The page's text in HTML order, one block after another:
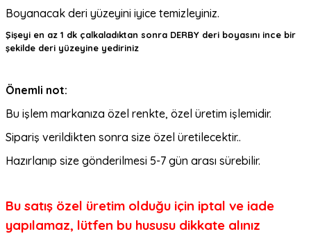
Boyanacak deri yüzeyini iyice temizleyiniz.
Şişeyi en az 1 dk çalkaladıktan sonra DERBY deri boyasını ince bir
şekilde deri yüzeyine yediriniz
Önemli not:
Bu işlem markanıza özel renkte, özel üretim işlemidir.
Sipariş verildikten sonra size özel üretilecektir..
Hazırlanıp size gönderilmesi 5-7 gün arası sürebilir.
Bu satış özel üretim olduğu için iptal ve iade
yapılamaz, lütfen bu hususu dikkate alınız